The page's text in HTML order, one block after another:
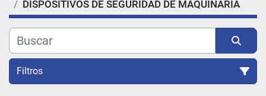
DISPOSITIVOS DE SEGURIDAD DE MAQUINARIA
Filtros